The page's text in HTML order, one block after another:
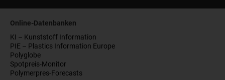
Online-Datenbanken
KI – Kunststoff Information
PIE – Plastics Information Europe
Polyglobe
Spotpreis-Monitor
Polymerpres-Forecasts